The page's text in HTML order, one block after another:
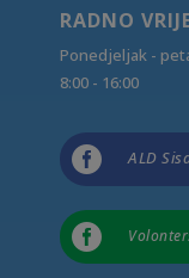
RADNO
Ponedjeljak -
8:00 - 16:00
 ALD
